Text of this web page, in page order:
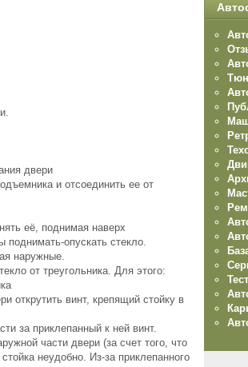
двери
и отсоединить ее от
её, поднимая наверх
поднимать-опускать стекло.
наружные.
от треугольника. Для этого:
открутить винт, крепящий стойку в
за приклепанный к ней винт.
части двери (за счет того, что
неудобно. Из-за приклепанного